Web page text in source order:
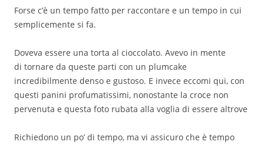
Forse c’è un tempo fatto per raccontare e un tempo in cui
semplicemente si fa.
Doveva essere una torta al cioccolato. Avevo in mente
di tornare da queste parti con un plumcake
incredibilmente denso e gustoso. E invece eccomi qui, con
questi panini profumatissimi, nonostante la croce non
pervenuta e questa foto rubata alla voglia di essere altrove
Richiedono un po’ di tempo, ma vi assicuro che è tempo